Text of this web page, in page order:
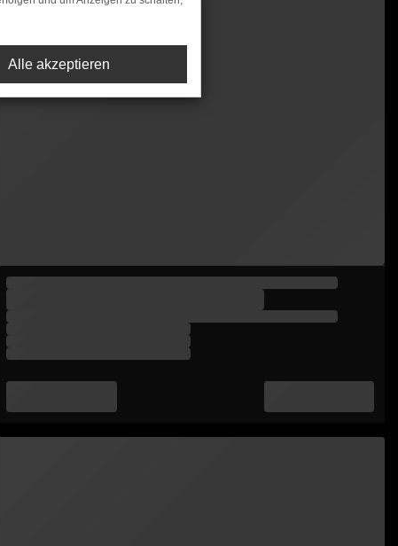
Alle akzeptieren